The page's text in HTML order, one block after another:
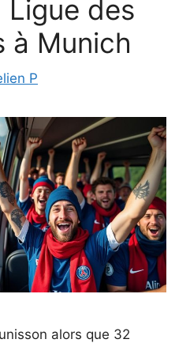
des
à Munich
P
alors que 32